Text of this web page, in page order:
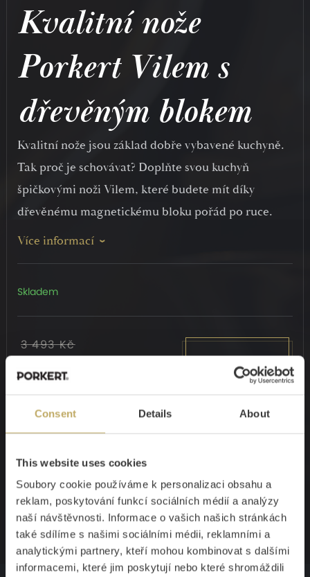
Consent Details About
This website uses cookies
Soubory cookie používáme k personalizaci obsahu a
reklam, poskytování funkcí sociálních médií a analýzy
naší návštěvnosti. Informace o vašich našich stránkách
také sdílíme s našimi sociálními médii, reklamními a
analytickými partnery, kteří mohou kombinovat s dalšími
informacemi, které jim poskytují nebo které shromáždili
Kvalitní nože
Porkert Vilem s
dřevěným blokem
Kvalitní nože jsou základ dobře vybavené kuchyně.
Tak proč je schovávat? Doplňte svou kuchyň
špičkovými noži Vilem, které budete mít díky
dřevěnému magnetickému bloku pořád po ruce.
Více informací
Skladem
3 493 Kč
2 899 Kč
Ušetříte594 Kč
KOUPIT
Uřízněte ten nejjemnější plátek masa.
Nařízněte bagetu jedním tahem. Nasekejte
cibulku tak precizně jako nikdy. S noži
Vilém to zvládnete.